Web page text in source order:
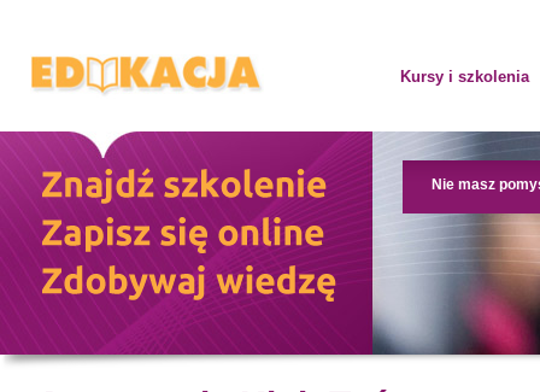
Kursy i szkolenia
Nie masz